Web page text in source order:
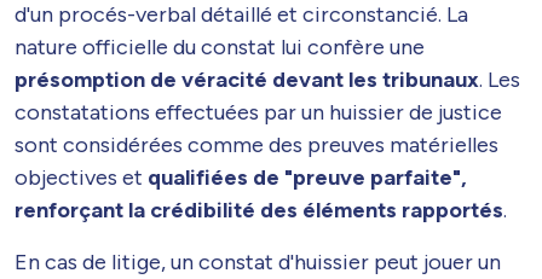
d'un procés-verbal détaillé et circonstancié. La
nature officielle du constat lui confère une
présomption de véracité devant les tribunaux. Les
constatations effectuées par un huissier de justice
sont considérées comme des preuves matérielles
objectives et qualifiées de "preuve parfaite",
renforçant la crédibilité des éléments rapportés.
En cas de litige, un constat d'huissier peut jouer un